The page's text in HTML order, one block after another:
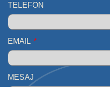
TELEFON
EMAIL
MESAJ